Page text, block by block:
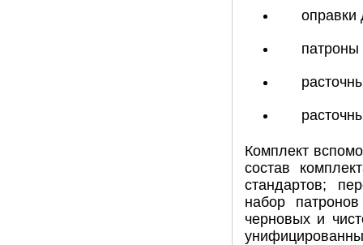
оправки
патроны
Комплект
состав
стандартов;
набор
черновых и